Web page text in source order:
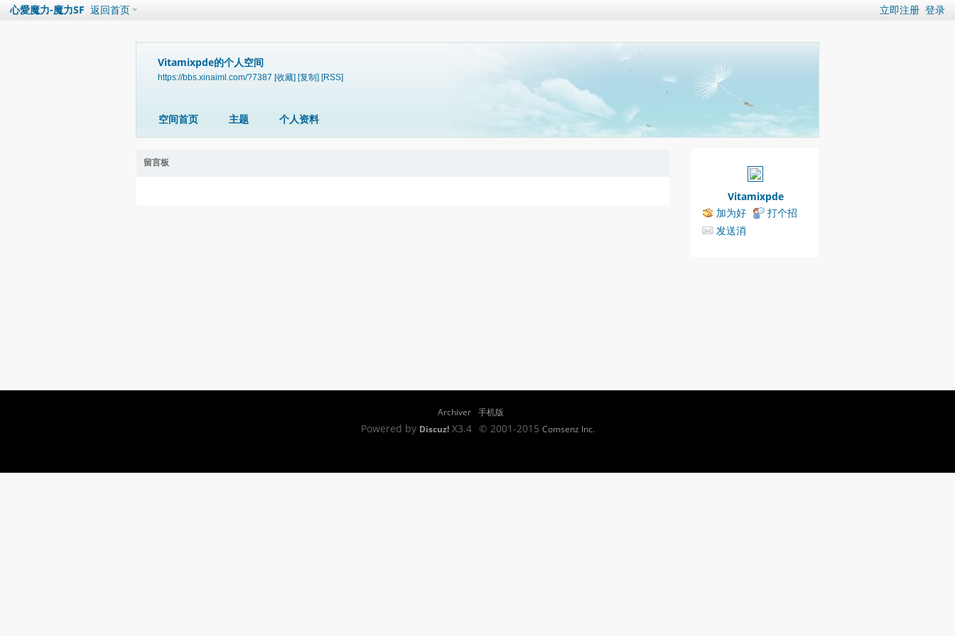
立即注册 登录
心愛魔力-魔力SF 返回首页
Vitamixpde的个人空间
https://bbs.xinaiml.com/?7387 [收藏] [复制] [RSS]
空间首页 主题 个人资料
留言板
Vitamixpde
加为好
友
打个招
发送消
Archiver 手机版
Powered by Discuz! X3.4 © 2001-2015 Comsenz Inc.